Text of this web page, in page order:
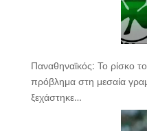
Παναθηναϊκός: Το ρίσκο
πρόβλημα στη μεσαία
ξεχάστηκε…